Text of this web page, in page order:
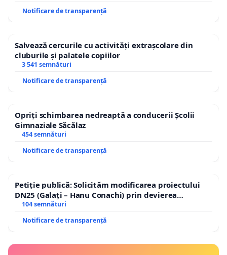
Notificare de transparență
Salvează cercurile cu activități extrașcolare din
cluburile și palatele copiilor
3 541 semnături
Notificare de transparență
Opriți schimbarea nedreaptă a conducerii Școlii
Gimnaziale Săcălaz
454 semnături
Notificare de transparență
Petiție publică: Solicităm modificarea proiectului
DN25 (Galați – Hanu Conachi) prin devierea
traseului în afara localităților!
104 semnături
Notificare de transparență